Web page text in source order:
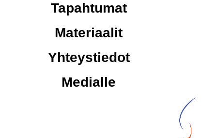
Tapahtumat
Materiaalit
Yhteystiedot
Medialle